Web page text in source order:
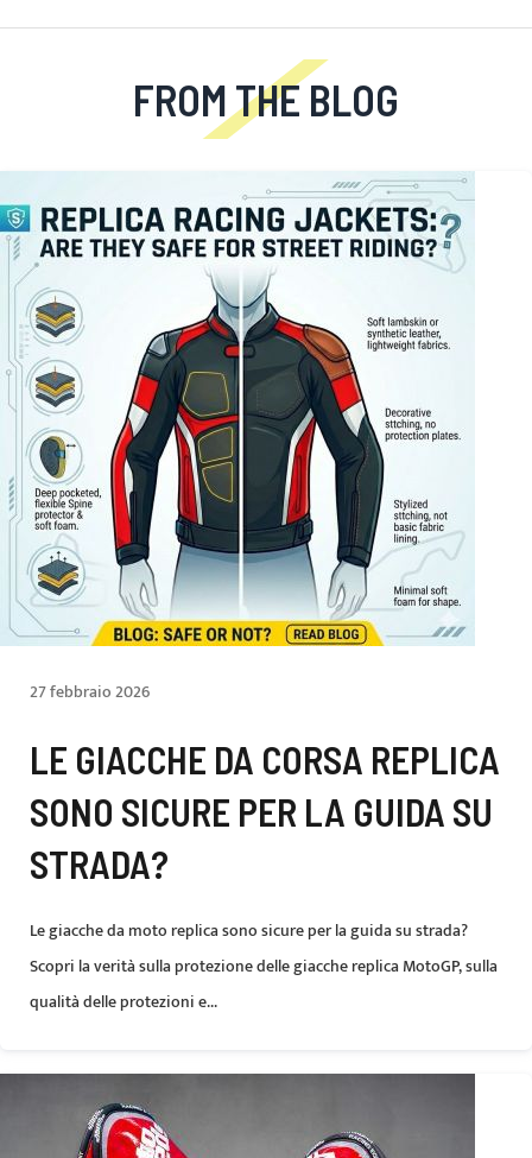
FROM THE BLOG
27 febbraio 2026
LE GIACCHE DA CORSA REPLICA
SONO SICURE PER LA GUIDA SU
STRADA?
Le giacche da moto replica sono sicure per la guida su strada?
Scopri la verità sulla protezione delle giacche replica MotoGP, sulla
qualità delle protezioni e...